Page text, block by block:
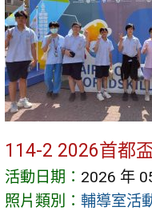
114-2 2026首都
活動日期： 2026 年
照片類別： 輔導室活